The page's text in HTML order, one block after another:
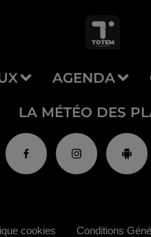
AGENDA
LA MÉTÉO DES
cookies Conditions